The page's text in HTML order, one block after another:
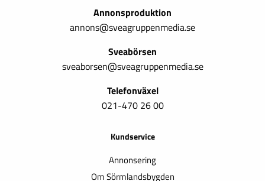
Annonsproduktion
annons@sveagruppenmedia.se
Sveabörsen
sveaborsen@sveagruppenmedia.se
Telefonväxel
021-470 26 00
Kundservice
Annonsering
Om Sörmlandsbygden